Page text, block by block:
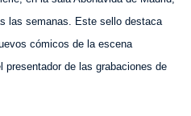
las semanas. Este sello destaca
cómicos de la escena
de las grabaciones de